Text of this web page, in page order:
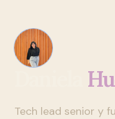
Tech lead senior y